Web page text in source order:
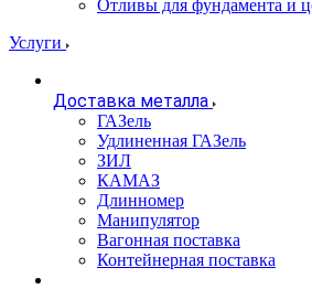
Отливы для фундамента и
Услуги
Доставка металла
ГАЗель
Удлиненная ГАЗель
ЗИЛ
КАМАЗ
Длинномер
Манипулятор
Вагонная поставка
Контейнерная поставка